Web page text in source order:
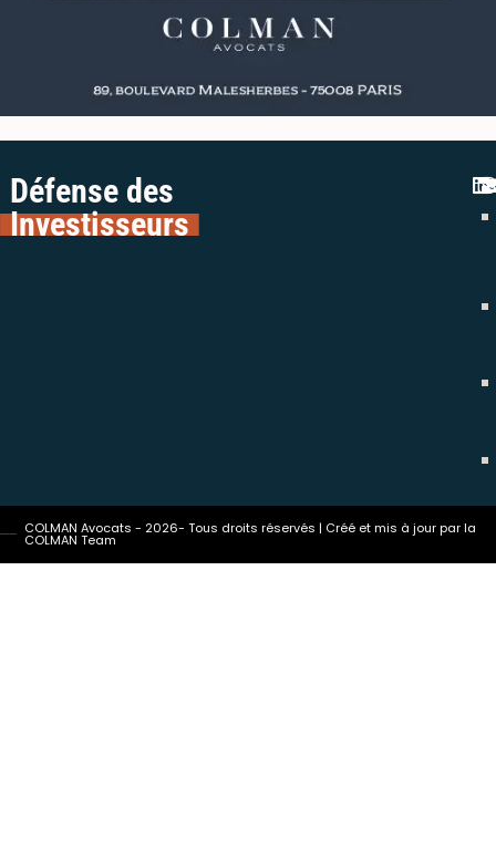
Défense des
Investisseurs
COLMAN Avocats - 2026- Tous droits réservés | Créé et mis à jour par la
COLMAN Team